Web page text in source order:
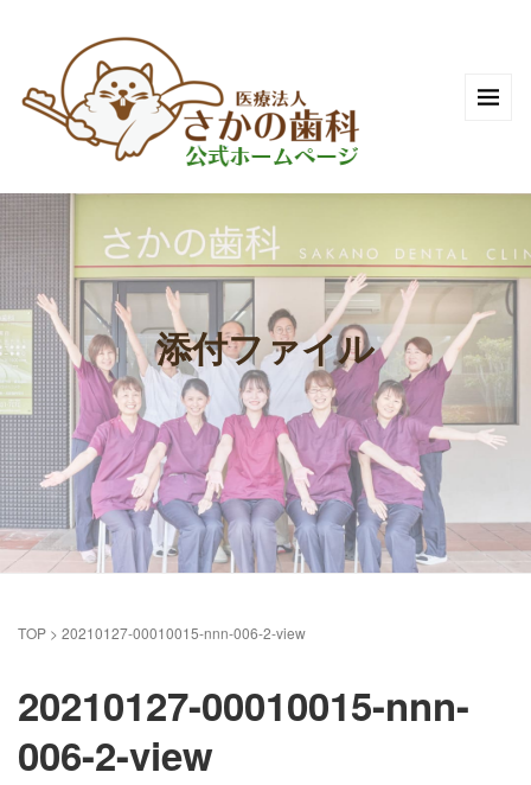
添付ファイル
TOP > 20210127-00010015-nnn-006-2-view
20210127-00010015-nnn-
006-2-view